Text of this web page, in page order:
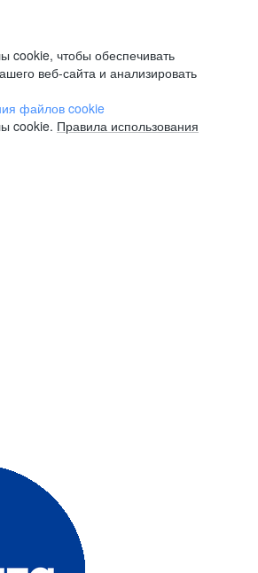
cookie, чтобы обеспечивать
веб-сайта и анализировать
файлов cookie
cookie. Правила использования